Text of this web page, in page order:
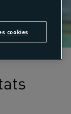
cookies